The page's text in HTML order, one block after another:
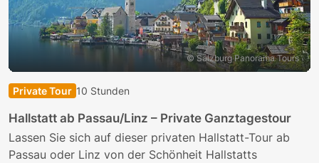
© Salzburg Panorama Tours
Private Tour 10 Stunden
Hallstatt ab Passau/Linz – Private Ganztagestour
Lassen Sie sich auf dieser privaten Hallstatt-Tour ab
Passau oder Linz von der Schönheit Hallstatts